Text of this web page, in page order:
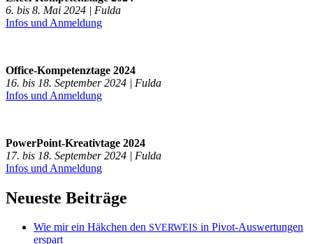
6. bis 8. Mai 2024 | Fulda
Infos und Anmeldung
Office-Kompetenztage 2024
16. bis 18. September 2024 | Fulda
Infos und Anmeldung
PowerPoint-Kreativtage 2024
17. bis 18. September 2024 | Fulda
Infos und Anmeldung
Neueste Beiträge
Wie mir ein Häkchen den SVERWEIS in Pivot-Auswertungen
erspart